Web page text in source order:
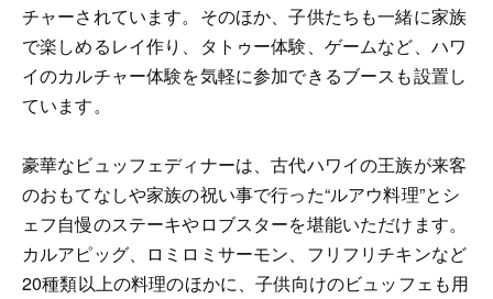
チャーされています。そのほか、子供たちも一緒に家族
で楽しめるレイ作り、タトゥー体験、ゲームなど、ハワ
イのカルチャー体験を気軽に参加できるブースも設置し
ています。
豪華なビュッフェディナーは、古代ハワイの王族が来客
のおもてなしや家族の祝い事で行った“ルアウ料理”とシ
ェフ自慢のステーキやロブスターを堪能いただけます。
カルアピッグ、ロミロミサーモン、フリフリチキンなど
20種類以上の料理のほかに、子供向けのビュッフェも用